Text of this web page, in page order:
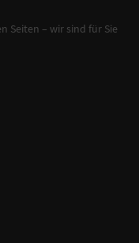
Seiten – wir sind für Sie